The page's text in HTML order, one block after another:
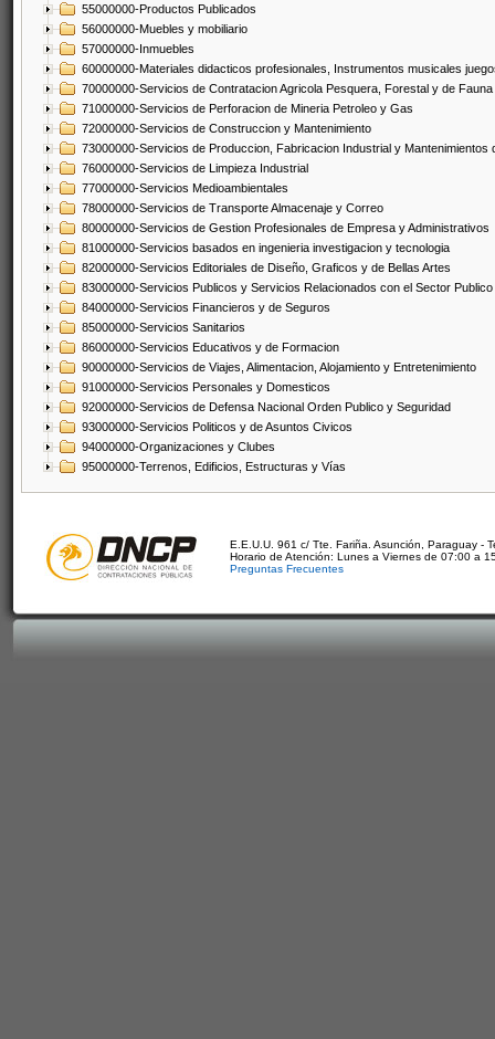
55000000-Productos Publicados
56000000-Muebles y mobiliario
57000000-Inmuebles
60000000-Materiales didacticos profesionales, Instrumentos musicales
70000000-Servicios de Contratacion Agricola Pesquera, Forestal y de Fauna
71000000-Servicios de Perforacion de Mineria Petroleo y Gas
72000000-Servicios de Construccion y Mantenimiento
73000000-Servicios de Produccion, Fabricacion Industrial y Mantenimientos
76000000-Servicios de Limpieza Industrial
77000000-Servicios Medioambientales
78000000-Servicios de Transporte Almacenaje y Correo
80000000-Servicios de Gestion Profesionales de Empresa y Administrativos
81000000-Servicios basados en ingenieria investigacion y tecnologia
82000000-Servicios Editoriales de Diseño, Graficos y de Bellas Artes
83000000-Servicios Publicos y Servicios Relacionados con el Sector Publico
84000000-Servicios Financieros y de Seguros
85000000-Servicios Sanitarios
86000000-Servicios Educativos y de Formacion
90000000-Servicios de Viajes, Alimentacion, Alojamiento y Entretenimiento
91000000-Servicios Personales y Domesticos
92000000-Servicios de Defensa Nacional Orden Publico y Seguridad
93000000-Servicios Politicos y de Asuntos Civicos
94000000-Organizaciones y Clubes
95000000-Terrenos, Edificios, Estructuras y Vías
E.E.U.U. 961 c/ Tte. Fariña. Asunción, Paraguay -
Horario de Atención: Lunes a Viernes de 07:00 a
Preguntas Frecuentes